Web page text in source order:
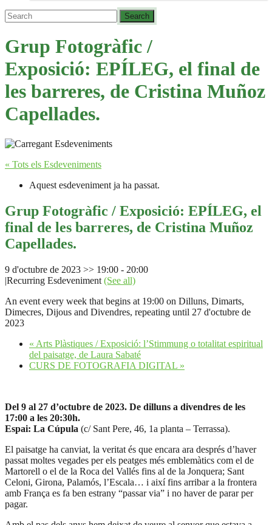
Grup Fotogràfic /
Exposició: EPÍLEG, el final de
les barreres, de Cristina Muñoz
Capellades.
« Tots els Esdeveniments
Aquest esdeveniment ja ha passat.
Grup Fotogràfic / Exposició: EPÍLEG, el
final de les barreres, de Cristina Muñoz
Capellades.
9 d'octubre de 2023 >> 19:00 - 20:00
|Recurring Esdeveniment (See all)
An event every week that begins at 19:00 on Dilluns, Dimarts,
Dimecres, Dijous and Divendres, repeating until 27 d'octubre de
2023
« Arts Plàstiques / Exposició: l’Stimmung o totalitat espiritual
del paisatge, de Laura Sabaté
CURS DE FOTOGRAFIA DIGITAL »
Del 9 al 27 d’octubre de 2023. De dilluns a divendres de les
17:00 a les 20:30h.
Espai: La Cúpula (c/ Sant Pere, 46, 1a planta – Terrassa).
El paisatge ha canviat, la veritat és que encara ara després d’haver
passat moltes vegades per els peatges més emblemàtics com el de
Martorell o el de la Roca del Vallés fins al de la Jonquera; Sant
Celoni, Girona, Palamós, l’Escala… i així fins arribar a la frontera
amb França es fa ben estrany “passar via” i no haver de parar per
pagar.